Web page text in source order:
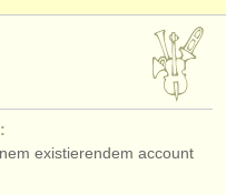
existierendem account